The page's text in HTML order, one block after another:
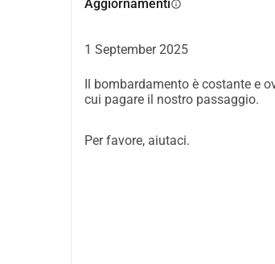
vissuta, e che posso ricostruire
Aggiornamentiinfo
1 September 2025
Il bombardamento è costante e
cui pagare il nostro passaggio.
Per favore, aiutaci.